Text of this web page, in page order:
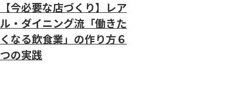
【今必要な店づくり】レア
ル・ダイニング流「働きた
くなる飲食業」の作り方６
つの実践